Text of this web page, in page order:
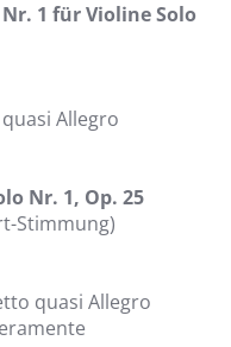
1 für Vio­li­ne Solo
qua­si Alle­gro
Nr. 1, Op. 25
Stim­mung)
qua­si Alle­gro